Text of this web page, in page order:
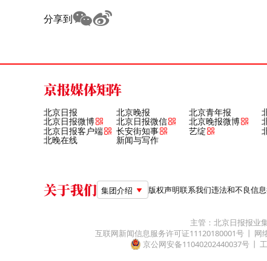
分享到
京报媒体矩阵
北京日报 北京晚报 北京青年报
北京日报微博 北京日报微信 北京晚报微博
北京日报客户端
长安街知事 艺绽
北晚在线 新闻与写作
关于我们 集团介绍 版权声明联系我们违法和不良信
主管：北京日报报业
互联网新闻信息服务许可证11120180001号
网
京公网安备11040202440037号